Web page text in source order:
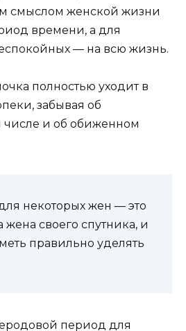
смыслом женской жизни
времени, а для
— на всю жизнь.
полностью уходит в
забывая об
и об обиженном
некоторых жен — это
жена своего спутника, и
правильно уделять
период для